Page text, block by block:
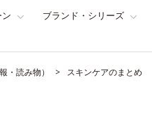
ブランド・シリーズ
・読み物） スキンケアのまとめ